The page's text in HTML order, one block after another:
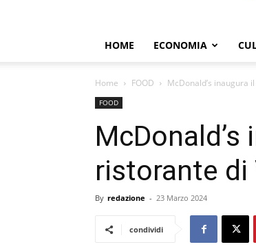
HOME ECONOMIA
Home FOOD McDonald’s inaugura
FOOD
ristorante di
By redazione - 23 Marzo 2024
condividi